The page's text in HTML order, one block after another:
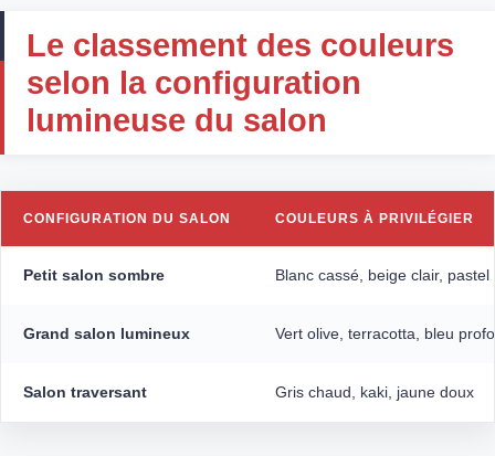
Le classement des couleurs
selon la configuration
lumineuse du salon
CONFIGURATION DU SALON COULEURS À PRIVILÉGIER
Petit salon sombre Blanc cassé, beige clair, pastel
Grand salon lumineux Vert olive, terracotta, bleu
Salon traversant Gris chaud, kaki, jaune doux